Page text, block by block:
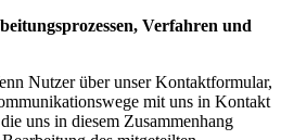
Verfahren und
Nutzer über unser Kontaktformular,
mit uns in Kontakt
uns in diesem Zusammenhang